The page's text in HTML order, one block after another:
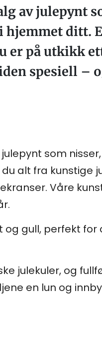
av julepynt
hjemmet ditt.
er på utkikk
spesiell –
som
du alt fra kunstige
Våre
gull, perfekt for
julekuler, og
en lun og